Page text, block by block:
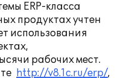
ERP-класса
продуктах учтен
использования
рабочих мест.
http://v8.1c.ru/erp/,